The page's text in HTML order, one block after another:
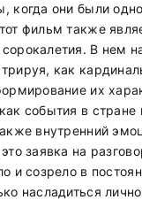
когда они были
фильм также
В нем
как
их
события в
внутренний
заявка на
и созрело в
насладиться